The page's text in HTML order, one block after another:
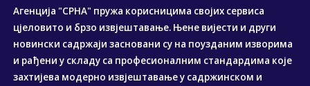
Агенција "СРНА" пружа корисницима својих сервиса
цјеловито и брзо извјештавање. Њене вијести и други
новински садржаји засновани су на поузданим изворима
и рађени у складу са професионалним стандардима које
захтијева модерно извјештавање у садржинском и